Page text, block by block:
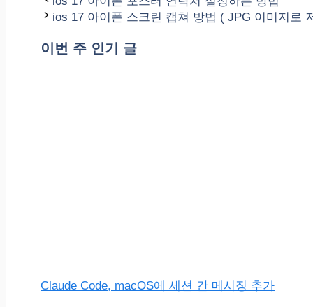
고
ios 17 아이폰 스크린 캡쳐 방법 ( JPG 이미지로
이번 주 인기 글
Claude Code, macOS에 세션 간 메시징 추가